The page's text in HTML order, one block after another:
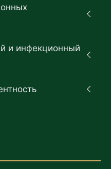
и инфекционный